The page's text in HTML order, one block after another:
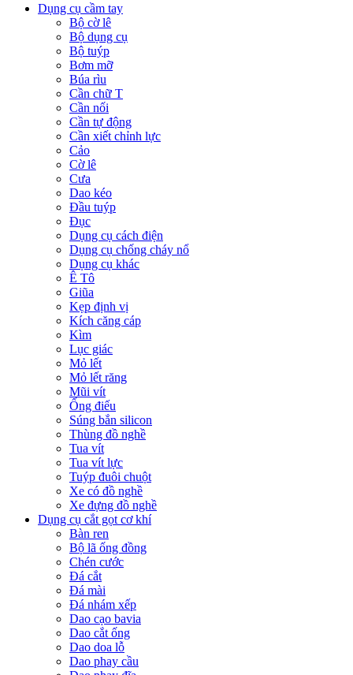
Dụng cụ cầm tay
Bộ cờ lê
Bộ dụng cụ
Bộ tuýp
Bơm mỡ
Búa rìu
Cần chữ T
Cần nối
Cần tự động
Cần xiết chỉnh lực
Cảo
Cờ lê
Cưa
Dao kéo
Đầu tuýp
Đục
Dụng cụ cách điện
Dụng cụ chống cháy nổ
Dụng cụ khác
Ê Tô
Giũa
Kẹp định vị
Kích căng cáp
Kìm
Lục giác
Mỏ lết
Mỏ lết răng
Mũi vít
Ống điếu
Súng bắn silicon
Thùng đồ nghề
Tua vít
Tua vít lực
Tuýp đuôi chuột
Xe có đồ nghề
Xe đựng đồ nghề
Dụng cụ cắt gọt cơ khí
Bàn ren
Bộ lã ống đồng
Chén cước
Đá cắt
Đá mài
Đá nhám xếp
Dao cạo bavia
Dao cắt ống
Dao doa lỗ
Dao phay cầu